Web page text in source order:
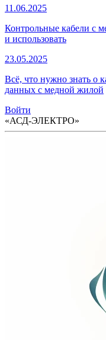
11.06.2025
Контрольные кабели с
и использовать
23.05.2025
Всё, что нужно знать о
данных с медной жилой
Войти
«АСД-ЭЛЕКТРО»